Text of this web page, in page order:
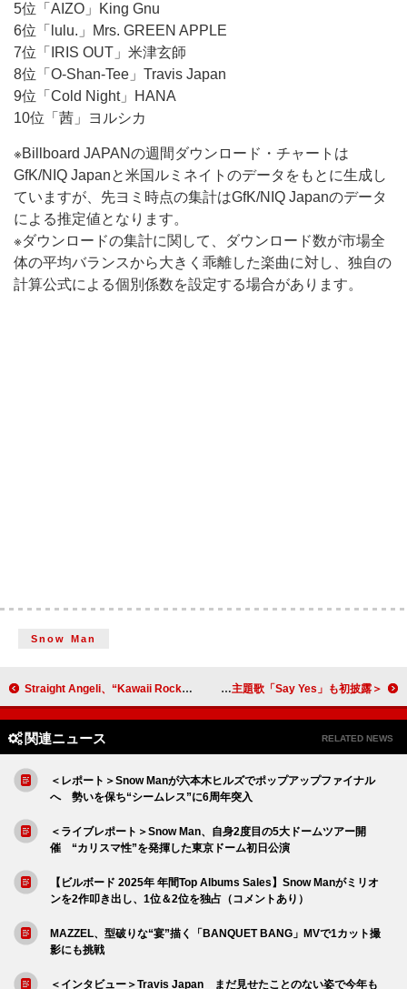
5位「AIZO」King Gnu
6位「lulu.」Mrs. GREEN APPLE
7位「IRIS OUT」米津玄師
8位「O-Shan-Tee」Travis Japan
9位「Cold Night」HANA
10位「茜」ヨルシカ
※Billboard JAPANの週間ダウンロード・チャートは
GfK/NIQ Japanと米国ルミネイトのデータをもとに生成し
ていますが、先ヨミ時点の集計はGfK/NIQ Japanのデータ
による推定値となります。
※ダウンロードの集計に関して、ダウンロード数が市場全
体の平均バランスから大きく乖離した楽曲に対し、独自の
計算公式による個別係数を設定する場合があります。
Snow Man
Straight Angeli、“Kawaii Rock”がテーマの1st EP『White Piuma』を 5/5にリリース ＜ライブレポート＞NOA「あなたを照らす光になれるように」――未来へ羽ばたく“REFLECTiON” ツアー完走 初主演ドラマ主題歌「Say Yes」も初披露
関連ニュース RELATED NEWS
＜レポート＞Snow Manが六本木ヒルズでポップアップファイナル
へ 勢いを保ち“シームレス”に6周年突入
＜ライブレポート＞Snow Man、自身2度目の5大ドームツアー開
催 “カリスマ性”を発揮した東京ドーム初日公演
【ビルボード 2025年 年間Top Albums Sales】Snow Manがミリオ
ンを2作叩き出し、1位＆2位を独占（コメントあり）
MAZZEL、型破りな“宴”描く「BANQUET BANG」MVで1カット撮
影にも挑戦
＜インタビュー＞Travis Japan まだ見せたことのない姿で今年も